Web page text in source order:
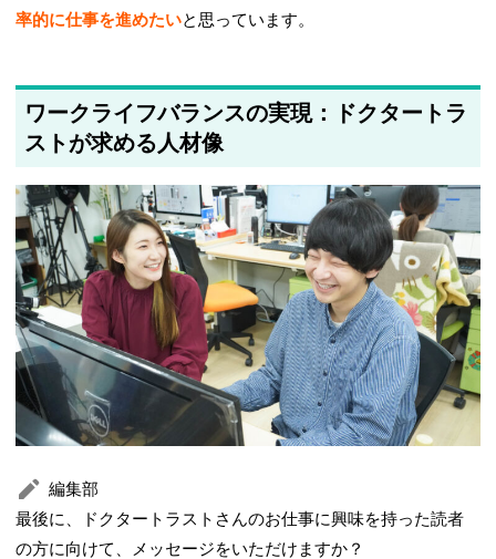
率的に仕事を進めたいと思っています。
ワークライフバランスの実現：ドクタートラ
ストが求める人材像
編集部
最後に、ドクタートラストさんのお仕事に興味を持った読者
の方に向けて、メッセージをいただけますか？